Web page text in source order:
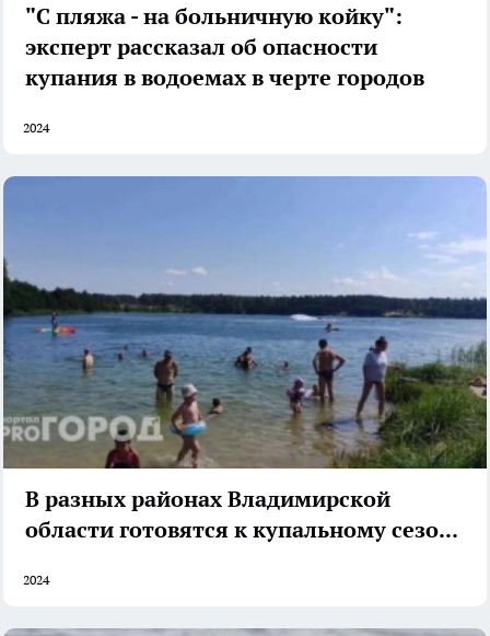
"С пляжа - на больничную койку":
эксперт рассказал об опасности
купания в водоемах в черте городов
2024
В разных районах Владимирской
области готовятся к купальному сезону
2024